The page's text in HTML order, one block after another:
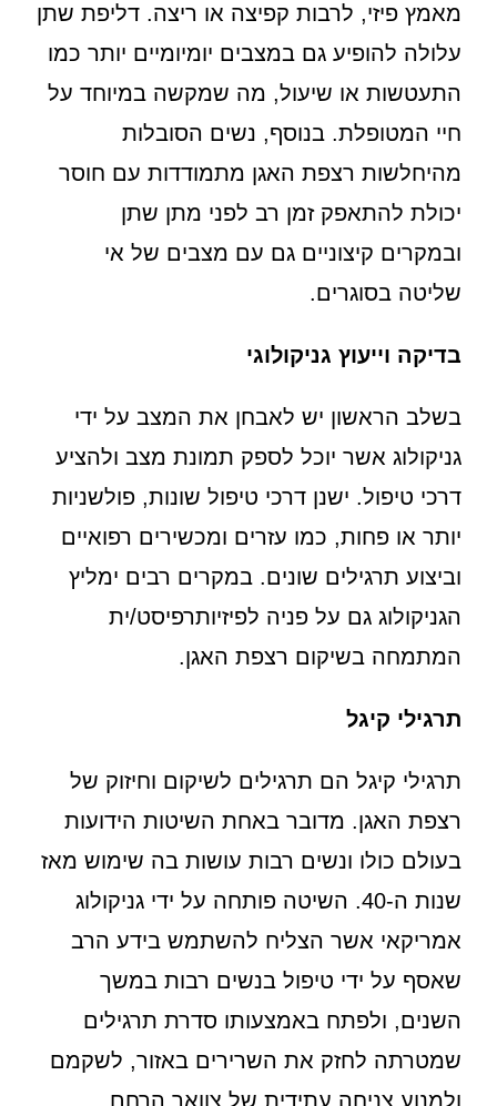
מאמץ פיזי, לרבות קפיצה או ריצה. דליפת שתן
עלולה להופיע גם במצבים יומיומיים יותר כמו
התעטשות או שיעול, מה שמקשה במיוחד על
חיי המטופלת. בנוסף, נשים הסובלות
מהיחלשות רצפת האגן מתמודדות עם חוסר
יכולת להתאפק זמן רב לפני מתן שתן
ובמקרים קיצוניים גם עם מצבים של אי
שליטה בסוגרים.
בדיקה וייעוץ גניקולוגי
בשלב הראשון יש לאבחן את המצב על ידי
גניקולוג אשר יוכל לספק תמונת מצב ולהציע
דרכי טיפול. ישנן דרכי טיפול שונות, פולשניות
יותר או פחות, כמו עזרים ומכשירים רפואיים
וביצוע תרגילים שונים. במקרים רבים ימליץ
הגניקולוג גם על פניה לפיזיותרפיסט/ית
המתמחה בשיקום רצפת האגן.
תרגילי קיגל
תרגילי קיגל הם תרגילים לשיקום וחיזוק של
רצפת האגן. מדובר באחת השיטות הידועות
בעולם כולו ונשים רבות עושות בה שימוש מאז
שנות ה-40. השיטה פותחה על ידי גניקולוג
אמריקאי אשר הצליח להשתמש בידע הרב
שאסף על ידי טיפול בנשים רבות במשך
השנים, ולפתח באמצעותו סדרת תרגילים
שמטרתה לחזק את השרירים באזור, לשקמם
ולמנוע צניחה עתידית של צוואר הרחם.